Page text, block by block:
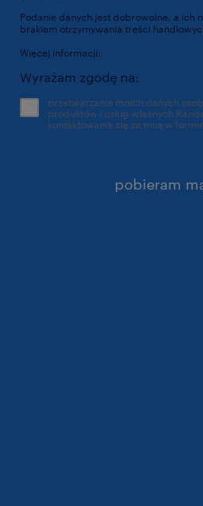
Podanie danych jest dobrowolne, a ich
brakiem otrzymywania treści
Więcej informacji:
Wyrażam zgodę na:
przetwarzanie moich danych
produktów i usług własnych
kontaktowanie się ze mną w